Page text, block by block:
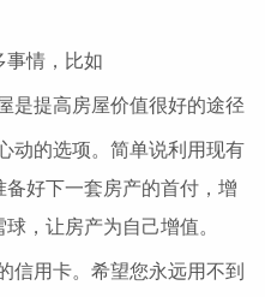
事情，比如
是提高房屋价值很好的途径
动的选项。简单说利用现有
好下一套房产的首付，增
，让房产为自己增值。
信用卡。希望您永远用不到